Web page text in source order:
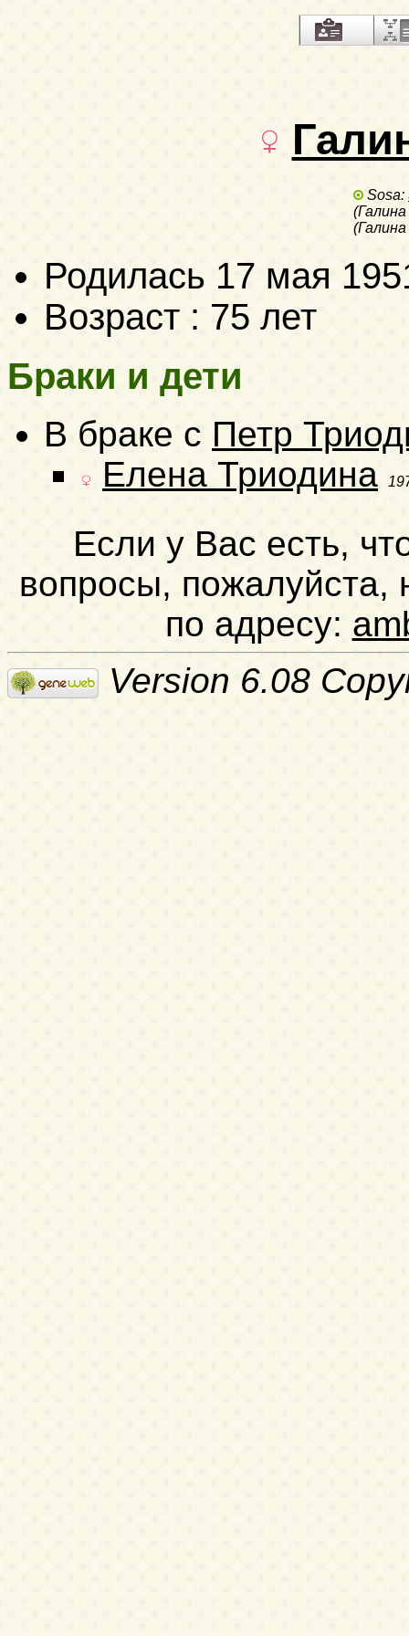
Sosa:
Родилась 17 мая
Возраст : 75 лет
Браки и дети
В браке с Петр
Елена Триодина
Если у Вас есть,
вопросы, пожалуйста,
по адресу:
Version 6.08